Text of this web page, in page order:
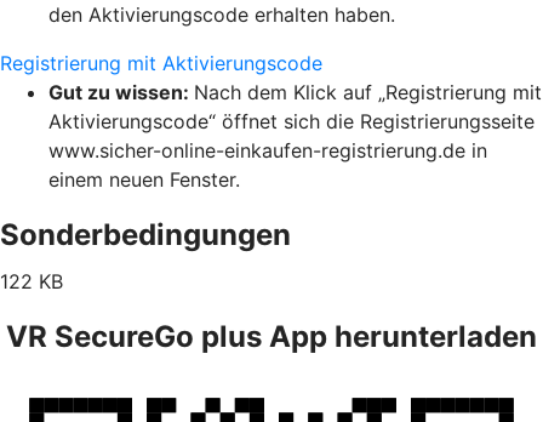
den Aktivierungscode erhalten haben.
Registrierung mit Aktivierungscode
Gut zu wissen: Nach dem Klick auf „Registrierung mit
Aktivierungscode“ öffnet sich die Registrierungsseite
www.sicher-online-einkaufen-registrierung.de in
einem neuen Fenster.
Sonderbedingungen
122 KB
VR SecureGo plus App herunterladen